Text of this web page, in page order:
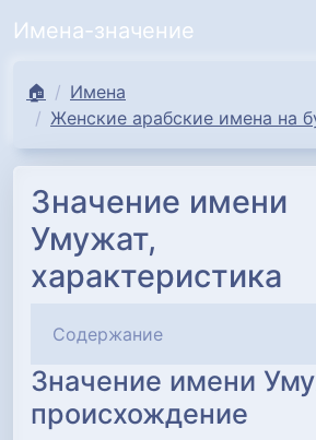
Имена-значение
🏠
Имена
Женские арабские имена на
Значение имени
Умужат,
характеристика
Содержание
Значение имени
происхождение